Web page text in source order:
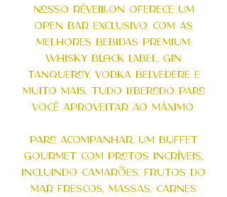
Nosso RÉveillon oferece um
Open Bar exclusivo, com as
melhores bebidas premium:
Whisky Black Label, Gin
Tanqueray, Vodka Belvedere e
muito mais, tudo liberado para
vocÊ aproveitar ao mÁximo.
Para acompanhar, um buffet
gourmet com pratos incrÍveis,
incluindo camarÕes, frutos do
mar frescos, massas, carnes